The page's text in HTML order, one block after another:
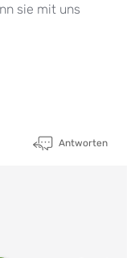
sie mit uns
Antworten